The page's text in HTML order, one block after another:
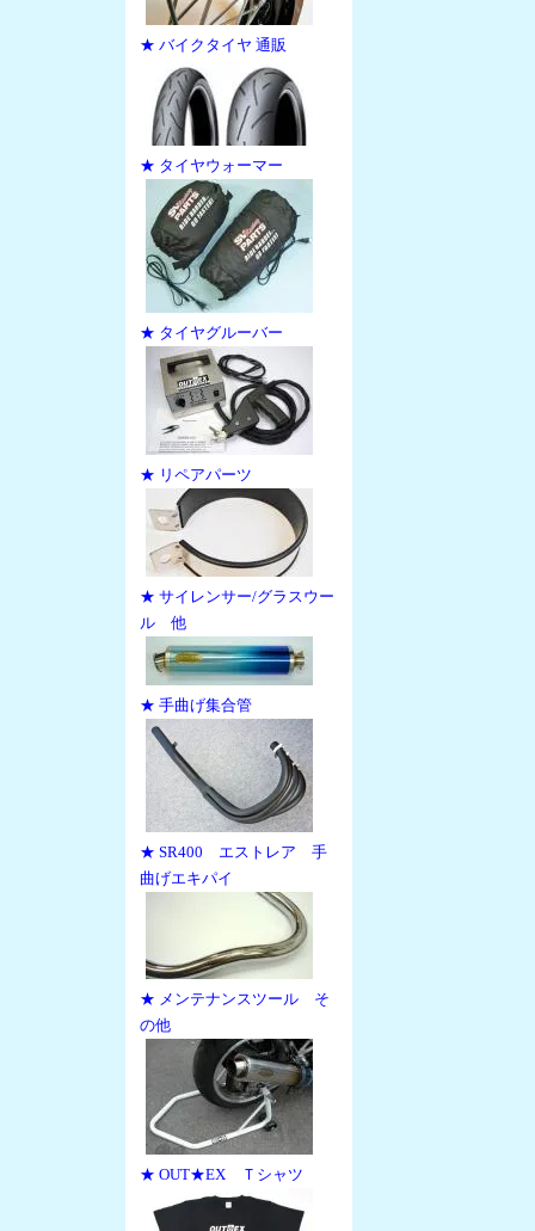
★ バイクタイヤ 通販
★ タイヤウォーマー
★ タイヤグルーバー
★ リペアパーツ
★ サイレンサー/グラスウー
ル 他
★ 手曲げ集合管
★ SR400 エストレア 手
曲げエキパイ
★ メンテナンスツール そ
の他
★ OUT★EX Ｔシャツ